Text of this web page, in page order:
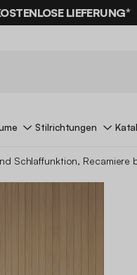
SCHNÄPPCHEN* MIT
LIEFERUNG*
Stilrichtungen
Schlaffunktion, Recamiere